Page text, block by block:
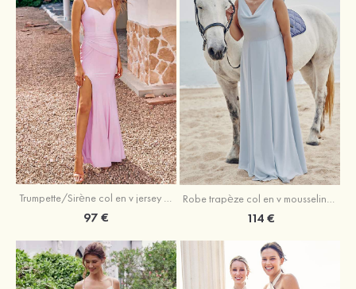
Trumpette/Sirène col en v jersey ras du sol robe de demoiselle d'honneur
97 € 114 €